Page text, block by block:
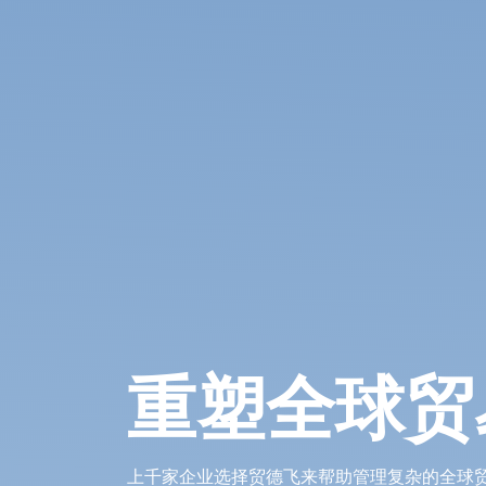
重塑全球
上千家企业选择贸德飞来帮助管理复杂的全球